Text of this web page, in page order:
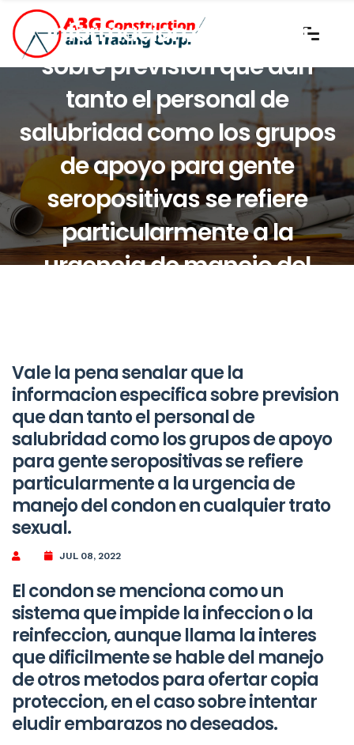
informacion especifica
sobre prevision que dan
tanto el personal de
salubridad como los grupos
de apoyo para gente
seropositivas se refiere
particularmente a la
urgencia de manejo del
Vale la pena senalar que la
informacion especifica sobre prevision
que dan tanto el personal de
salubridad como los grupos de apoyo
para gente seropositivas se refiere
particularmente a la urgencia de
manejo del condon en cualquier trato
sexual.
JUL 08, 2022
El condon se menciona como un
sistema que impide la infeccion o la
reinfeccion, aunque llama la interes
que dificilmente se hable del manejo
de otros metodos para ofertar copia
proteccion, en el caso sobre intentar
eludir embarazos no deseados.